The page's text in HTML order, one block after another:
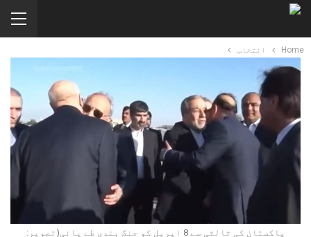
Home انتخاب
پاکستان کی ثالثی سے 8 اپریل کو جنگ بندی طے پائی(تصویر: